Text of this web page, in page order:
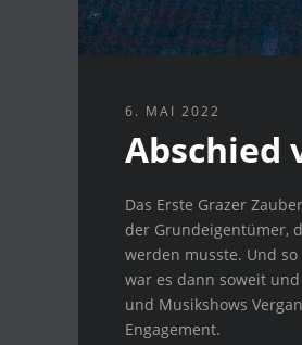
6. MAI 2022
Abschied
Das Erste Grazer
der Grundeigentümer,
werden musste. Und
war es dann soweit
und Musikshows
Engagement.